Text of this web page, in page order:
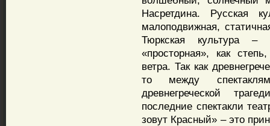
Насретдина. Русская
малоподвижная,
Тюркская культура –
«просторная», как
ветра. Так как
то между
древнегреческой
последние спектакли
зовут Красный» – это